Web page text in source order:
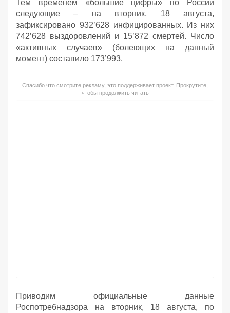
Тем временем «большие цифры» по России
следующие – на вторник, 18 августа,
зафиксировано 932’628 инфицированных. Из них
742’628 выздоровлений и 15’872 смертей. Число
«активных случаев» (болеющих на данный
момент) составило 173’993.
Спасибо что смотрите рекламу, это поддерживает проект. Прокрутите,
чтобы продолжить читать
Приводим официальные данные
Роспотребнадзора на вторник, 18 августа, по